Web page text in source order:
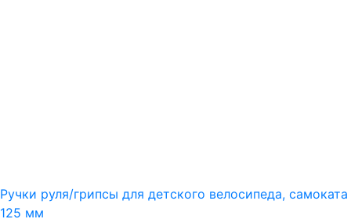
Ручки руля/грипсы для детского велосипеда, самоката
125 мм